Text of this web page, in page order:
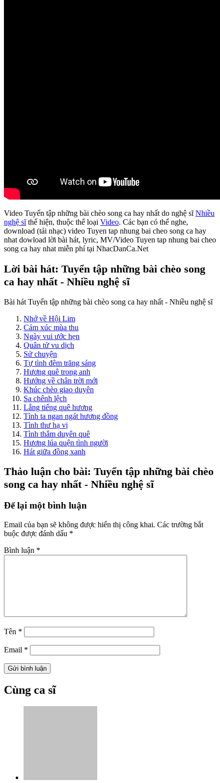
Video Tuyển tập những bài chèo song ca hay nhất do nghệ sĩNhiều
nghệ sĩthể hiện, thuộc thể loại Video. Các bạn có thể nghe,
download (tải nhạc) video Tuyen tap nhung bai cheo song ca hay
nhat dowload lời bài hát, lyric, MV/Video Tuyen tap nhung bai cheo
song ca hay nhat miễn phí tại NhacDanCa.Net
Lời bài hát: Tuyển tập những bài chèo song
ca hay nhất - Nhiều nghệ sĩ
Bài hát Tuyển tập những bài chèo song ca hay nhất - Nhiều nghệ sĩ
Nhớ về Hội Lim
Cảm xúc mùa thu
Ngày vui ước hẹn
Quân tử vu dịch
Sử chuyện
Tự tình đêm trăng sáng
Hương quê trong anh
Hướng về chân trời mới
Khúc chèo giao duyên
Sa chênh lệch
Lắng tiếng quê hương
Tình ta ngan ngát hương đồng
Tình thư hạ vị
Tình thắm duyên quê
Hương lúa quện tình người
Hát giữa đồng xanh
Thảo luận cho bài: Tuyển tập những bài chèo
song ca hay nhất - Nhiều nghệ sĩ
Để lại một bình luận
Email của bạn sẽ không được hiển thị công khai. Các trường bắt
buộc được đánh dấu *
Bình luận *
Tên *
Email *
Cùng ca sĩ